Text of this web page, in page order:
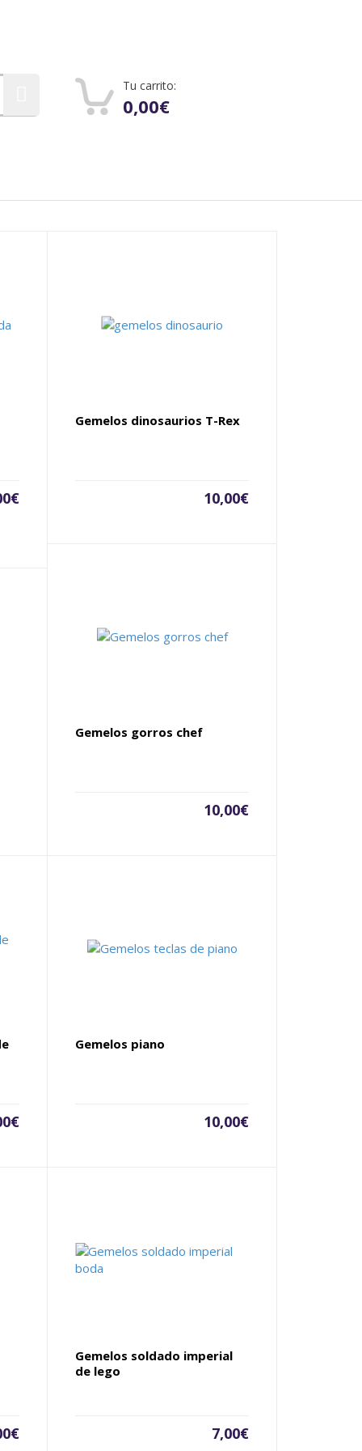
Tu carrito:
0,00€
€
Gemelos dinosaurios T-Rex
10,00€
Gemelos gorros chef
10,00€
€
Gemelos piano
10,00€
€
Gemelos soldado imperial
de lego
7,00€